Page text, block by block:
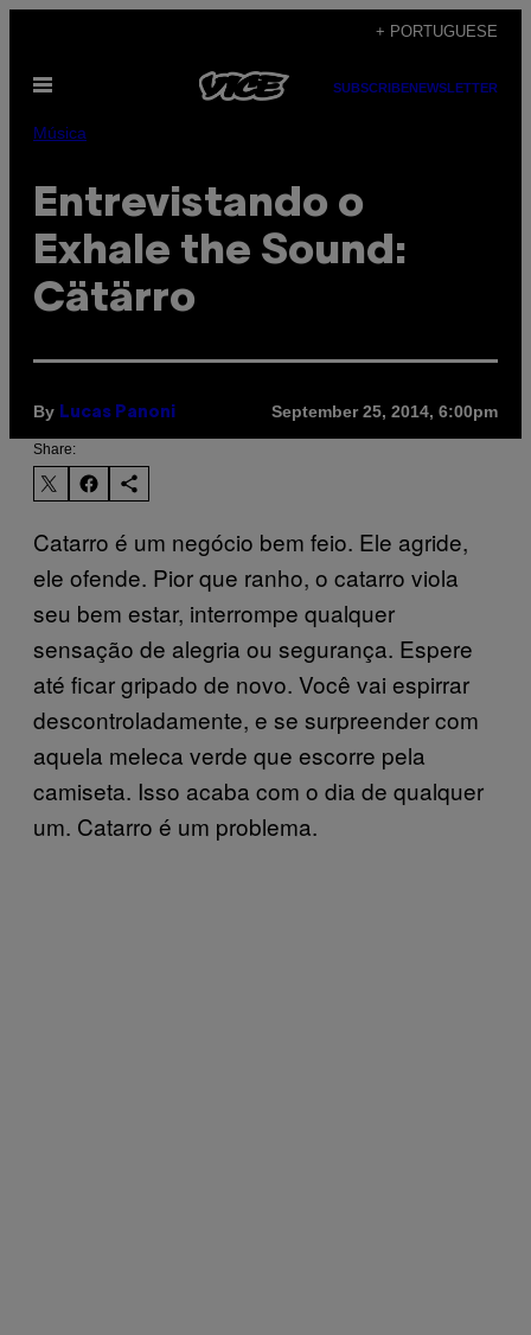
content
+ PORTUGUESE
Open
SUBSCRIBENEWSLETTER
Música
Entrevistando o
Exhale the Sound:
Cätärro
By Lucas Panoni September 25, 2014, 6:00pm
Share:
Catarro é um negócio bem feio. Ele agride,
ele ofende. Pior que ranho, o catarro viola
seu bem estar, interrompe qualquer
sensação de alegria ou segurança. Espere
até ficar gripado de novo. Você vai espirrar
descontroladamente, e se surpreender com
aquela meleca verde que escorre pela
camiseta. Isso acaba com o dia de qualquer
um. Catarro é um problema.